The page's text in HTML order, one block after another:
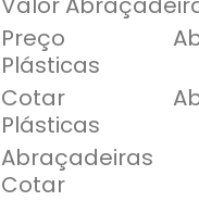
Preço
Plásticas
Cotar
Plásticas
Abraçadeiras
Cotar